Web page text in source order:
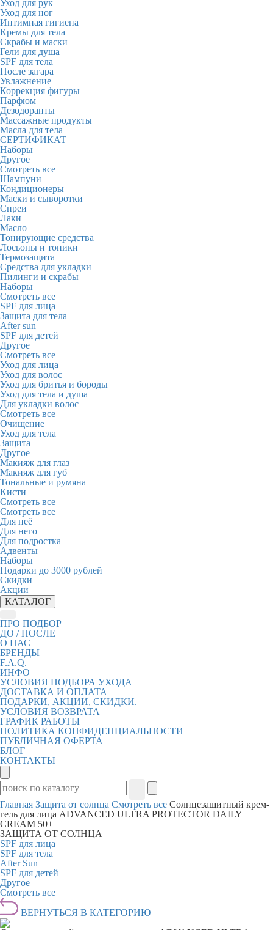
Уход для рук
Уход для ног
Интимная гигиена
Кремы для тела
Скрабы и маски
Гели для душа
SPF для тела
После загара
Увлажнение
Коррекция фигуры
Парфюм
Дезодоранты
Массажные продукты
Масла для тела
СЕРТИФИКАТ
Наборы
Другое
Смотреть все
Шампуни
Кондиционеры
Маски и сыворотки
Спреи
Лаки
Масло
Тонирующие средства
Лосьоны и тоники
Термозащита
Средства для укладки
Пилинги и скрабы
Наборы
Смотреть все
SPF для лица
Защита для тела
After sun
SPF для детей
Другое
Смотреть все
Уход для лица
Уход для волос
Уход для бритья и бороды
Уход для тела и душа
Для укладки волос
Смотреть все
Очищение
Уход для тела
Защита
Другое
Макияж для глаз
Макияж для губ
Тональные и румяна
Кисти
Смотреть все
Смотреть все
Для неё
Для него
Для подростка
Адвенты
Наборы
Подарки до 3000 рублей
Скидки
Акции
КАТАЛОГ
ПРО ПОДБОР
ДО / ПОСЛЕ
О НАС
БРЕНДЫ
F.A.Q.
ИНФО
УСЛОВИЯ ПОДБОРА УХОДА
ДОСТАВКА И ОПЛАТА
ПОДАРКИ, АКЦИИ, СКИДКИ.
УСЛОВИЯ ВОЗВРАТА
ГРАФИК РАБОТЫ
ПОЛИТИКА КОНФИДЕНЦИАЛЬНОСТИ
ПУБЛИЧНАЯ ОФЕРТА
БЛОГ
КОНТАКТЫ
Главная Защита от солнца Смотреть все Солнцезащитный крем-
гель для лица ADVANCED ULTRA PROTECTOR DAILY
CREAM 50+
ЗАЩИТА ОТ СОЛНЦА
SPF для лица
SPF для тела
After Sun
SPF для детей
Другое
Смотреть все
ВЕРНУТЬСЯ В КАТЕГОРИЮ